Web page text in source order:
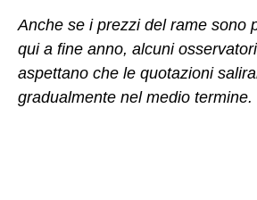
Anche se i prezzi del rame sono
qui a fine anno, alcuni
aspettano che le quotazioni
gradualmente nel medio termine.